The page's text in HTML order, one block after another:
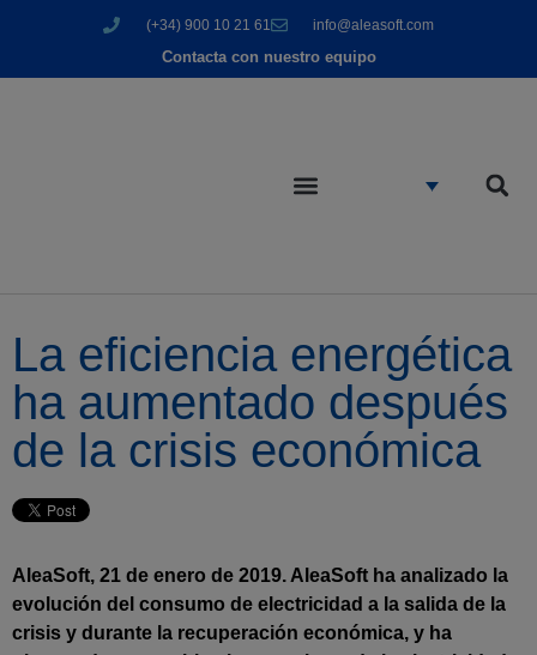
(+34) 900 10 21 61 info@aleasoft.com
Contacta con nuestro equipo
La eficiencia energética
ha aumentado después
de la crisis económica
AleaSoft, 21 de enero de 2019. AleaSoft ha analizado la
evolución del consumo de electricidad a la salida de la
crisis y durante la recuperación económica, y ha